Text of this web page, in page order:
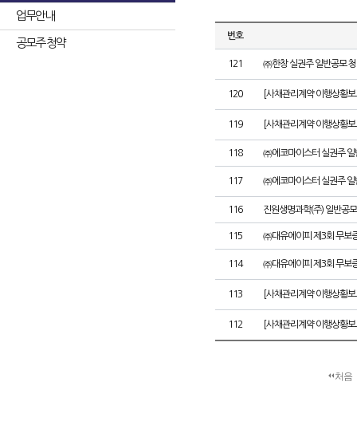
업무안내
공모주 청약
번호
121 ㈜한창 실권주 일반공모
120 [사채관리계약 이행상황
119 [사채관리계약 이행상황
118 ㈜에코마이스터 실권주 일
117 ㈜에코마이스터 실권주 일
116 진원생명과학(주) 일반공
115 ㈜대유에이피 제3회 무보
114 ㈜대유에이피 제3회 무보
113 [사채관리계약 이행상황
112 [사채관리계약 이행상황
처음